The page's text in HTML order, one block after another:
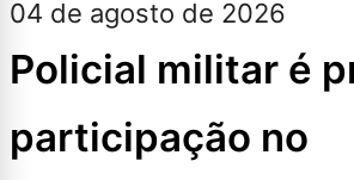
04 de agosto de 2026
Policial militar é
participação no